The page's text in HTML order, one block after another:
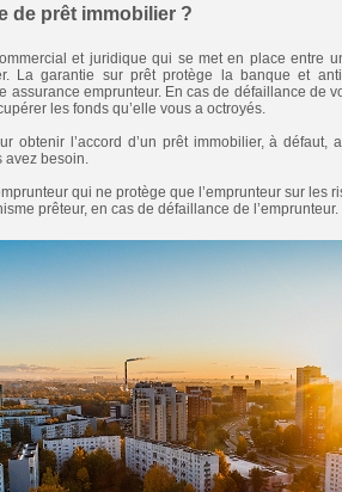
de prêt immobilier ?
et juridique qui se met en place entre
La garantie sur prêt protège la banque et
assurance emprunteur. En cas de défaillance de
les fonds qu’elle vous a octroyés.
obtenir l’accord d’un prêt immobilier, à
avez besoin.
qui ne protège que l’emprunteur sur les
prêteur, en cas de défaillance de l’emprunteur.